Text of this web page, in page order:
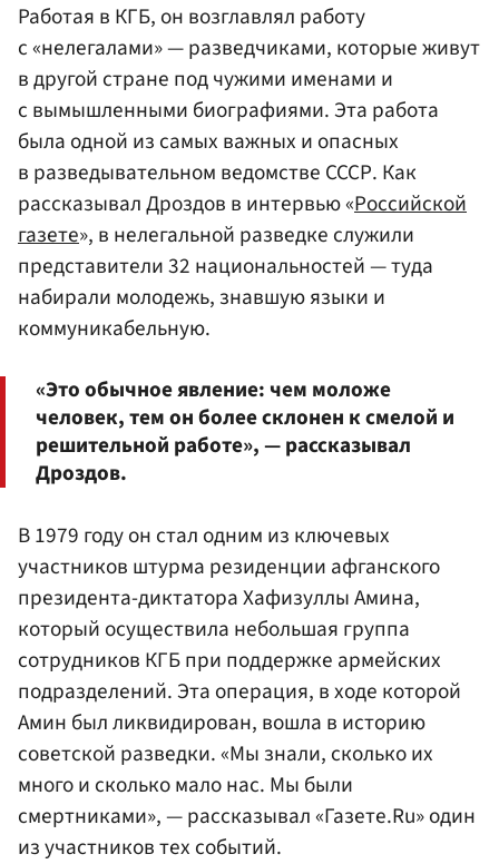
Работая в КГБ, он возглавлял работу
с «нелегалами» — разведчиками, которые живут
в другой стране под чужими именами и
с вымышленными биографиями. Эта работа
была одной из самых важных и опасных
в разведывательном ведомстве СССР. Как
рассказывал Дроздов в интервью «Российской
газете», в нелегальной разведке служили
представители 32 национальностей — туда
набирали молодежь, знавшую языки и
коммуникабельную.
«Это обычное явление: чем моложе
человек, тем он более склонен к смелой и
решительной работе», — рассказывал
Дроздов.
В 1979 году он стал одним из ключевых
участников штурма резиденции афганского
президента-диктатора Хафизуллы Амина,
который осуществила небольшая группа
сотрудников КГБ при поддержке армейских
подразделений. Эта операция, в ходе которой
Амин был ликвидирован, вошла в историю
советской разведки. «Мы знали, сколько их
много и сколько мало нас. Мы были
смертниками», — рассказывал «Газете.Ru» один
из участников тех событий.